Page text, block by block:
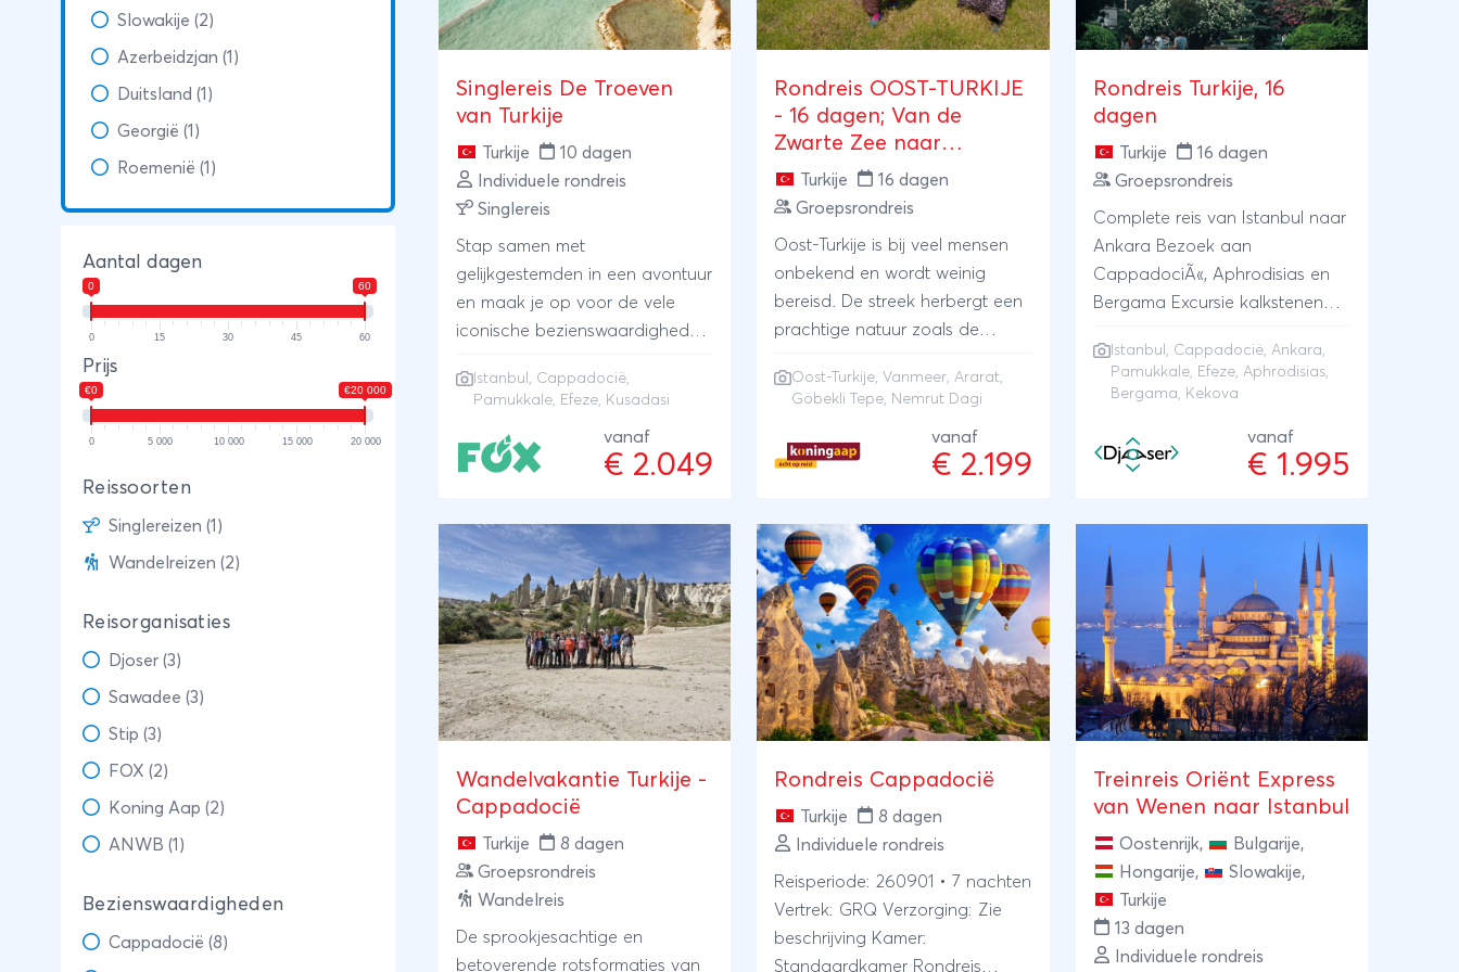
Slowakije (2)
Azerbeidzjan (1)
Duitsland (1)
Georgië (1)
Roemenië (1)
Aantal dagen
0 60
0 15 30 45 60
Prijs
€0 €20 000
0 5 000 10 000 15 000 20 000
Reissoorten
Singlereizen (1)
Wandelreizen (2)
Reisorganisaties
Djoser (3)
Sawadee (3)
Stip (3)
FOX (2)
Koning Aap (2)
ANWB (1)
Bezienswaardigheden
Cappadocië (8)
Singlereis De Troeven
van Turkije
Turkije
10 dagen
Individuele rondreis
Singlereis
Stap samen met
gelijkgestemden in een avontuur
en maak je op voor de vele
iconische bezienswaardigheden
Istanbul, het feeërieke
van Pamukkale, het antieke
Efeze en de zonnige badplaats
unieke mix van cultuur, avontuur
en ontspanning.
Istanbul , Cappadocië,
Pamukkale, Efeze, Kusadasi
vanaf
€ 2.049
Rondreis OOST-TURKIJE
- 16 dagen; Van de
Zwarte Zee naar
Anatolië
Turkije
16 dagen
Groepsrondreis
Oost-Turkije is bij veel mensen
onbekend en wordt weinig
bereisd. De streek herbergt een
prachtige natuur zoals de
Vanmeer en de besneeuwde
belangrijke kruispunt van
culturen tijdens een Oost-Turkije
tempelcomplex ter
wereld, Göbekli Tepe, de
indrukwekkende grafheuvel
van Nemrut Dagi, oude Selçukse
monumenten, de laatste resten
van het Armeense erfgoed en
de springlevende cultuur van de
Koerden. Oost-Turkije is van
mooi!
Oost-Turkije, Vanmeer, Ararat,
Göbekli Tepe, Nemrut Dagi
vanaf
€ 2.199
Rondreis Turkije, 16
dagen
Turkije
16 dagen
Groepsrondreis
Complete reis van Istanbul naar
Ankara Bezoek aan
CappadociÃ«, Aphrodisias en
Bergama Excursie kalkstenen
Efese Boottocht met lunch naar
het eiland Kekova
Istanbul , Cappadocië, Ankara,
Pamukkale, Efeze, Aphrodisias,
Bergama, Kekova
vanaf
€ 1.995
Wandelvakantie Turkije -
Cappadocië
Turkije
8 dagen
Groepsrondreis
Wandelreis
De sprookjesachtige en
betoverende rotsformaties van
Rondreis Cappadocië
Turkije
8 dagen
Individuele rondreis
Reisperiode: 260901 • 7 nachten
Vertrek: GRQ Verzorging: Zie
beschrijving Kamer:
Standaardkamer Rondreis
Treinreis Oriënt Express
van Wenen naar Istanbul
Oostenrijk, Bulgarije,
Hongarije, Slowakije,
Turkije
13 dagen
Individuele rondreis